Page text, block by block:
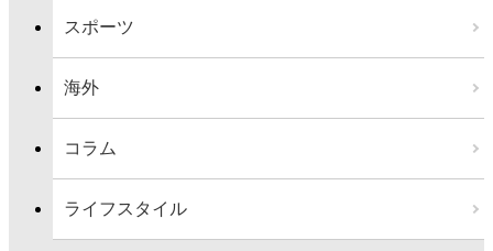
スポーツ
海外
コラム
ライフスタイル